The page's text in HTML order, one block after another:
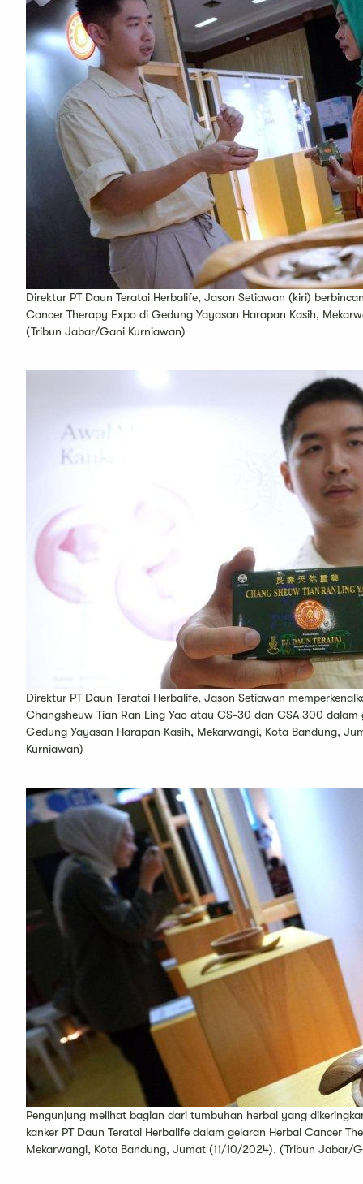
Direktur PT Daun Teratai Herbalife, Jason Setiawan (kiri)
Cancer Therapy Expo di Gedung Yayasan Harapan Kasih,
(Tribun Jabar/Gani Kurniawan)
Direktur PT Daun Teratai Herbalife, Jason Setiawan
Changsheuw Tian Ran Ling Yao atau CS-30 dan CSA 300
Gedung Yayasan Harapan Kasih, Mekarwangi, Kota Bandung,
Kurniawan)
Pengunjung melihat bagian dari tumbuhan herbal yang
kanker PT Daun Teratai Herbalife dalam gelaran Herbal Cancer
Mekarwangi, Kota Bandung, Jumat (11/10/2024). (Tribun Jabar/